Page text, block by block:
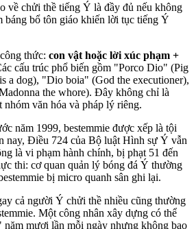
về chửi thề tiếng Ý là đầy đủ nếu không
báng bổ tôn giáo khiến lời tục tiếng Ý
thức: con vật hoặc lời xúc phạm +
cấu trúc phổ biến gồm "Porco Dio" (Pig
a dog), "Dio boia" (God the executioner),
the whore). Đây không chỉ là
nhóm văn hóa và pháp lý riêng.
năm 1999, bestemmie được xếp là tội
nay, Điều 724 của Bộ luật Hình sự Ý vẫn
là vi phạm hành chính, bị phạt 51 đến
thi: cơ quan quản lý bóng đá Ý thường
bị micro quanh sân ghi lại.
cả người Ý chửi thề nhiều cũng thường
Một công nhân xây dựng có thể
mươi lần mỗi ngày nhưng không bao